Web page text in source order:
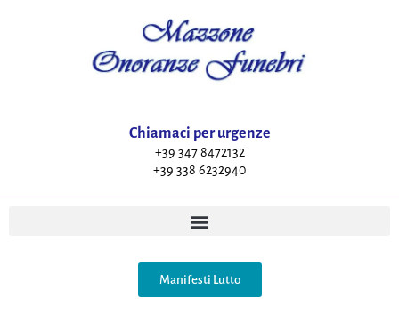
Chiamaci per urgenze
+39 347 8472132
+39 338 6232940
Manifesti Lutto